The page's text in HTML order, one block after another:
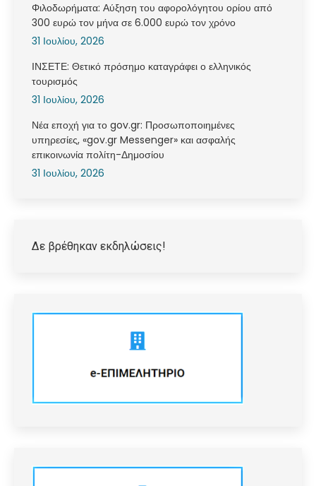
Φιλοδωρήματα: Αύξηση του αφορολόγητου ορίου από
300 ευρώ τον μήνα σε 6.000 ευρώ τον χρόνο
31 Ιουλίου, 2026
ΙΝΣΕΤΕ: Θετικό πρόσημο καταγράφει ο ελληνικός
τουρισμός
31 Ιουλίου, 2026
Νέα εποχή για το gov.gr: Προσωποποιημένες
υπηρεσίες, «gov.gr Messenger» και ασφαλής
επικοινωνία πολίτη-Δημοσίου
31 Ιουλίου, 2026
Δε βρέθηκαν εκδηλώσεις!